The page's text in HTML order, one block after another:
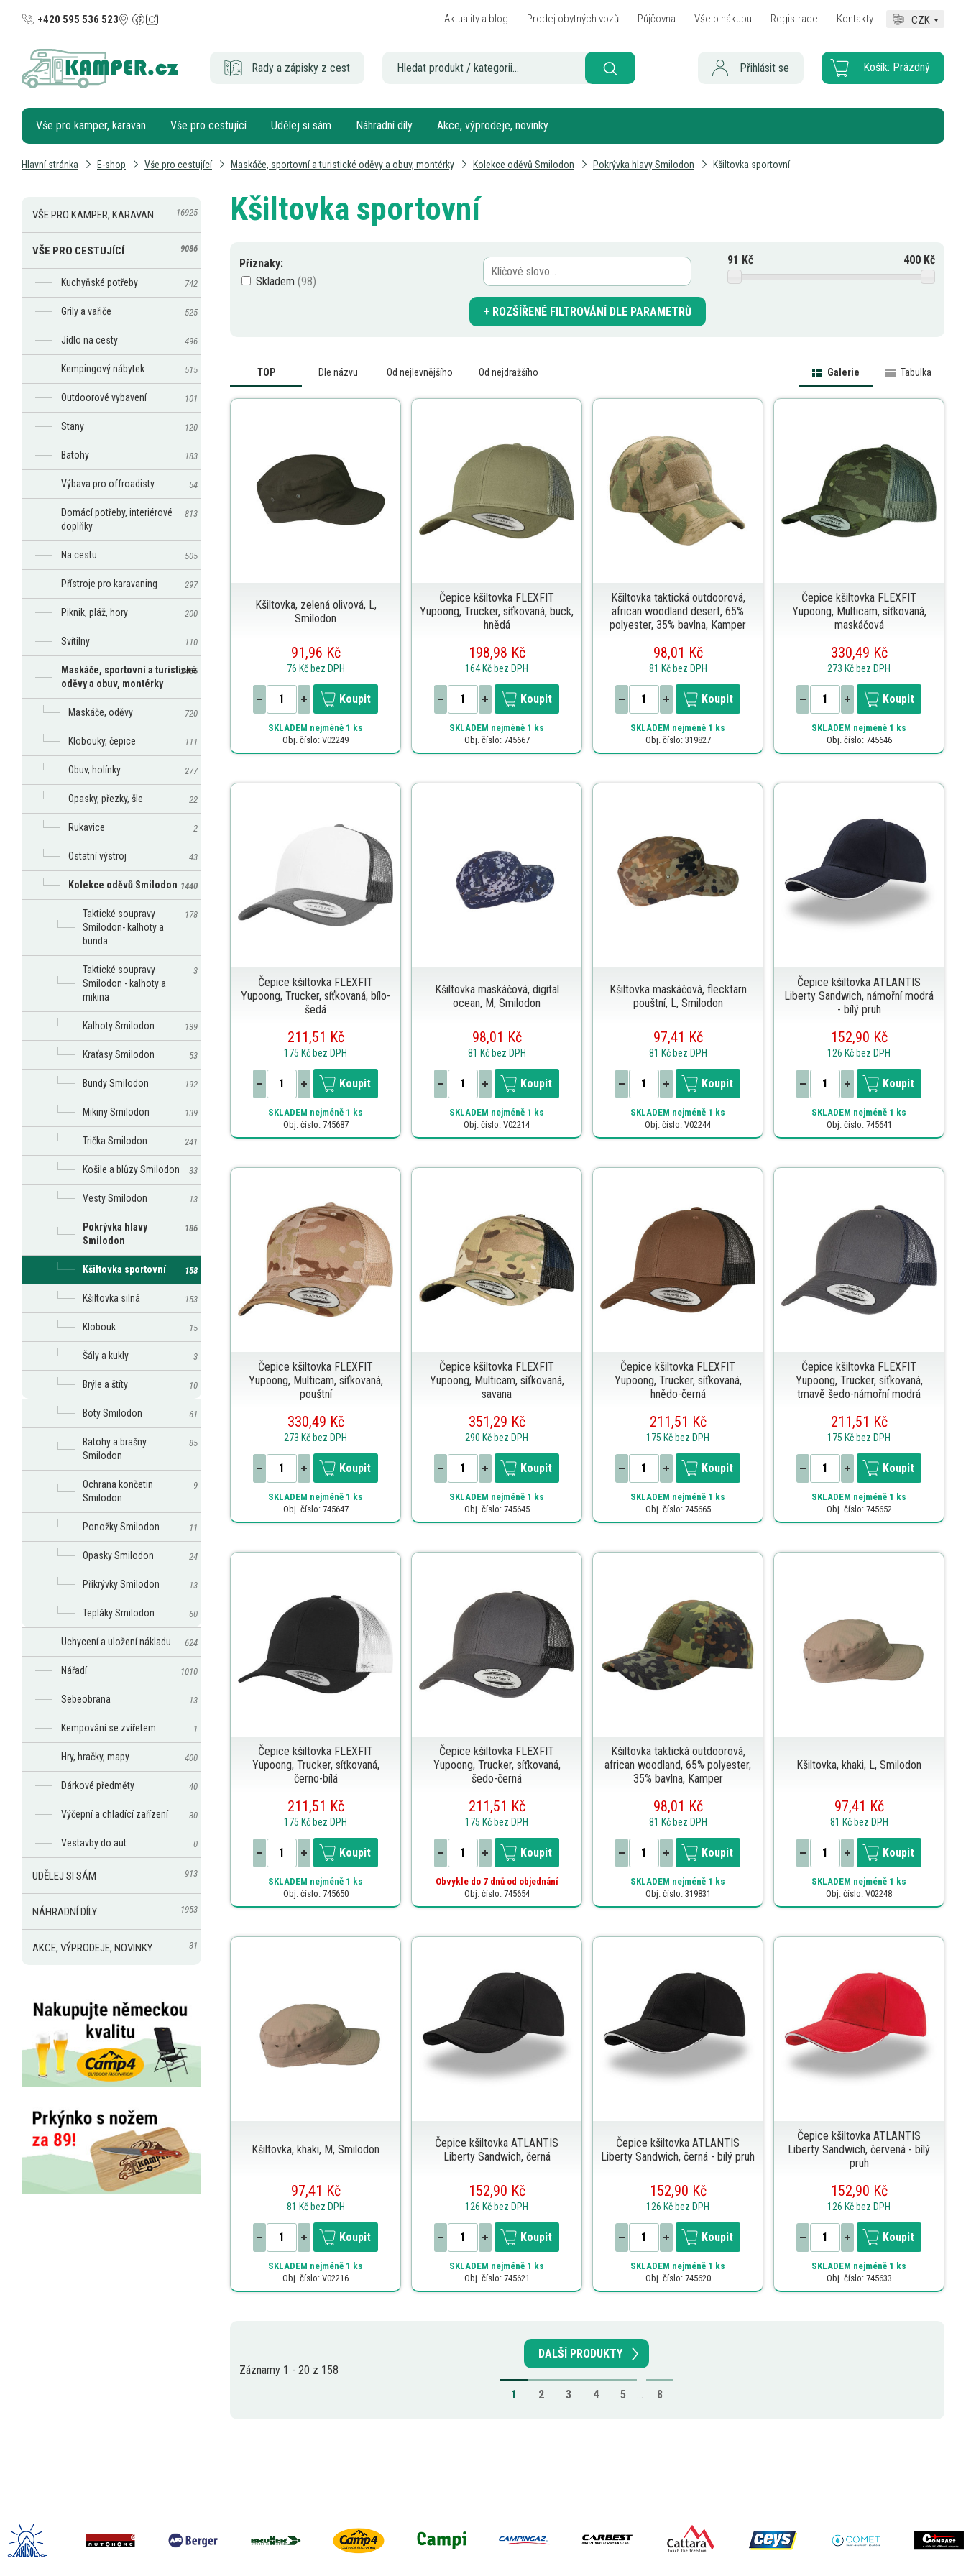
+420 595 536 523 Aktuality a blog Prodej obytných vozů Půjčovna Vše o nákupu Registrace Kontakty CZK
Rady a zápisky z cest Košík: Prázdný
Přihlásit se
Vše pro kamper, karavan Vše pro cestující Udělej si sám Náhradní díly Akce, výprodeje, novinky
Hlavní stránka E-shop Vše pro cestující Maskáče, sportovní a turistické oděvy a obuv, montérky Kolekce oděvů Smilodon Pokrývka hlavy Smilodon Kšiltovka sportovní
Kšiltovka sportovní
Příznaky:
Skladem
91 Kč 400Kč
ROZŠÍŘENÉ FILTROVÁNÍ DLE PARAMETRŮ
TOP Dle názvu Od nejlevnějšího Od nejdražšího Tabulka
Galerie
Kšiltovka, zelená olivová, L,
Smilodon
91,96 Kč
76 Kč bez DPH
Koupit
SKLADEM nejméně 1 ks
Obj. číslo: V02249
Čepice kšiltovka FLEXFIT
Yupoong, Trucker, síťkovaná, buck,
hnědá
198,98 Kč
164 Kč bez DPH
Koupit
SKLADEM nejméně 1 ks
Obj. číslo: 745667
Kšiltovka taktická outdoorová,
african woodland desert, 65%
polyester, 35% bavlna, Kamper
98,01 Kč
81 Kč bez DPH
Koupit
SKLADEM nejméně 1 ks
Obj. číslo: 319827
Čepice kšiltovka FLEXFIT
Yupoong, Multicam, síťkovaná,
maskáčová
330,49 Kč
273 Kč bez DPH
Koupit
SKLADEM nejméně 1 ks
Obj. číslo: 745646
Čepice kšiltovka FLEXFIT
Yupoong, Trucker, síťkovaná, bílo-
šedá
211,51 Kč
175 Kč bez DPH
Koupit
SKLADEM nejméně 1 ks
Obj. číslo: 745687
Kšiltovka maskáčová, digital
ocean, M, Smilodon
98,01 Kč
81 Kč bez DPH
Koupit
SKLADEM nejméně 1 ks
Obj. číslo: V02214
Kšiltovka maskáčová, flecktarn
pouštní, L, Smilodon
97,41 Kč
81 Kč bez DPH
Koupit
SKLADEM nejméně 1 ks
Obj. číslo: V02244
Čepice kšiltovka ATLANTIS
Liberty Sandwich, námořní modrá
- bílý pruh
152,90 Kč
126 Kč bez DPH
Koupit
SKLADEM nejméně 1 ks
Obj. číslo: 745641
Čepice kšiltovka FLEXFIT
Yupoong, Multicam, síťkovaná,
pouštní
330,49 Kč
273 Kč bez DPH
Koupit
SKLADEM nejméně 1 ks
Obj. číslo: 745647
Čepice kšiltovka FLEXFIT
Yupoong, Multicam, síťkovaná,
savana
351,29 Kč
290 Kč bez DPH
Koupit
SKLADEM nejméně 1 ks
Obj. číslo: 745645
Čepice kšiltovka FLEXFIT
Yupoong, Trucker, síťkovaná,
hnědo-černá
211,51 Kč
175 Kč bez DPH
Koupit
SKLADEM nejméně 1 ks
Obj. číslo: 745665
Čepice kšiltovka FLEXFIT
Yupoong, Trucker, síťkovaná,
tmavě šedo-námořní modrá
211,51 Kč
175 Kč bez DPH
Koupit
SKLADEM nejméně 1 ks
Obj. číslo: 745652
Čepice kšiltovka FLEXFIT
Yupoong, Trucker, síťkovaná,
černo-bílá
211,51 Kč
175 Kč bez DPH
Koupit
SKLADEM nejméně 1 ks
Obj. číslo: 745650
Čepice kšiltovka FLEXFIT
Yupoong, Trucker, síťkovaná,
šedo-černá
211,51 Kč
175 Kč bez DPH
Koupit
Obvykle do 7 dnů od objednání
Obj. číslo: 745654
Kšiltovka taktická outdoorová,
african woodland, 65% polyester,
35% bavlna, Kamper
98,01 Kč
81 Kč bez DPH
Koupit
SKLADEM nejméně 1 ks
Obj. číslo: 319831
Kšiltovka, khaki, L, Smilodon
97,41 Kč
81 Kč bez DPH
Koupit
SKLADEM nejméně 1 ks
Obj. číslo: V02248
Kšiltovka, khaki, M, Smilodon
97,41 Kč
81 Kč bez DPH
Koupit
SKLADEM nejméně 1 ks
Obj. číslo: V02216
Čepice kšiltovka ATLANTIS
Liberty Sandwich, černá
152,90 Kč
126 Kč bez DPH
Koupit
SKLADEM nejméně 1 ks
Obj. číslo: 745621
Čepice kšiltovka ATLANTIS
Liberty Sandwich, černá - bílý pruh
152,90 Kč
126 Kč bez DPH
Koupit
SKLADEM nejméně 1 ks
Obj. číslo: 745620
Čepice kšiltovka ATLANTIS
Liberty Sandwich, červená - bílý
pruh
152,90 Kč
126 Kč bez DPH
Koupit
SKLADEM nejméně 1 ks
Obj. číslo: 745633
Záznamy 1 - 20 z 158
DALŠÍ PRODUKTY
1 2 3 4 5 ... 8
VŠE PRO KAMPER, KARAVAN 16925
VŠE PRO CESTUJÍCÍ 9086
Kuchyňské potřeby 742
Grily a vařiče 525
Jídlo na cesty 496
Kempingový nábytek 515
Outdoorové vybavení 101
Stany 120
Batohy 183
Výbava pro offroadisty 54
Domácí potřeby, interiérové
doplňky
813
Na cestu 505
Přístroje pro karavaning 297
Piknik, pláž, hory 200
Svítilny 110
Maskáče, sportovní a turistické
oděvy a obuv, montérky
2466
Maskáče, oděvy 720
Klobouky, čepice 111
Obuv, holínky 277
Opasky, přezky, šle 22
Rukavice 2
Ostatní výstroj 43
Kolekce oděvů Smilodon 1440
Taktické soupravy
Smilodon- kalhoty a
bunda
178
Taktické soupravy
Smilodon - kalhoty a
mikina
3
Kalhoty Smilodon 139
Kraťasy Smilodon 53
Bundy Smilodon 192
Mikiny Smilodon 139
Trička Smilodon 241
Košile a blůzy Smilodon 33
Vesty Smilodon 13
Pokrývka hlavy
Smilodon
186
Kšiltovka sportovní 158
Kšiltovka silná 153
Klobouk 15
Šály a kukly 3
Brýle a štíty 10
Boty Smilodon 61
Batohy a brašny
Smilodon
85
Ochrana končetin
Smilodon
9
Ponožky Smilodon 11
Opasky Smilodon 24
Přikrývky Smilodon 13
Tepláky Smilodon 60
Uchycení a uložení nákladu 624
Nářadí 1010
Sebeobrana 13
Kempování se zvířetem 1
Hry, hračky, mapy 400
Dárkové předměty 40
Výčepní a chladící zařízení 30
Vestavby do aut 0
UDĚLEJ SI SÁM 913
NÁHRADNÍ DÍLY 1953
AKCE, VÝPRODEJE, NOVINKY 31